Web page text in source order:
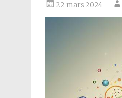
22 mars 2024